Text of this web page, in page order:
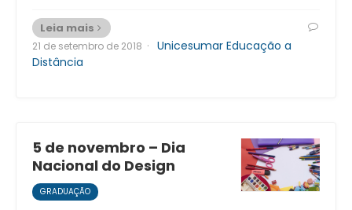
Leia mais
21 de setembro de 2018 · Unicesumar Educação a
Distância
5 de novembro – Dia
Nacional do Design
GRADUAÇÃO